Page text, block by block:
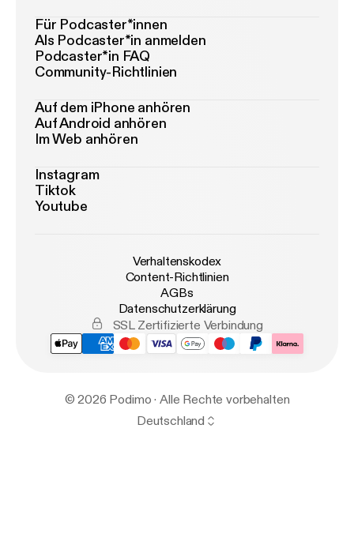
Für Podcaster*innen
Als Podcaster*in anmelden
Podcaster*in FAQ
Community-Richtlinien
Auf dem iPhone anhören
Auf Android anhören
Im Web anhören
Instagram
Tiktok
Youtube
Verhaltenskodex
Content-Richtlinien
AGBs
Datenschutzerklärung
SSL Zertifizierte Verbindung
© 2026 Podimo · Alle Rechte vorbehalten
Deutschland